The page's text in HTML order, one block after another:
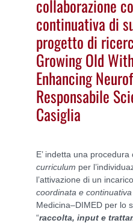
collaborazione
continuativa di
progetto di
Growing Old
Enhancing
Responsabile
Casiglia
E’ indetta una
curriculum per
l’attivazione di un
coordinata e continuativa
Medicina–DIMED per lo
“raccolta, input e